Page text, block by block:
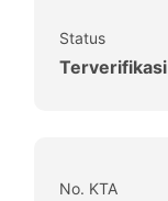
Status
Terverifikasi
No. KTA